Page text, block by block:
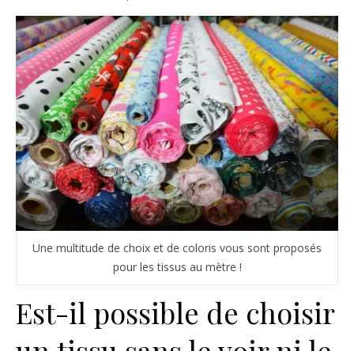
Une multitude de choix et de coloris vous sont proposés
pour les tissus au mètre !
Est-il possible de choisir